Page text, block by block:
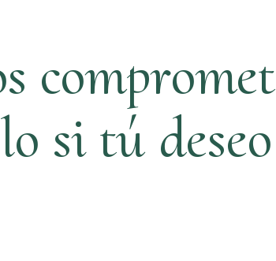
si tú